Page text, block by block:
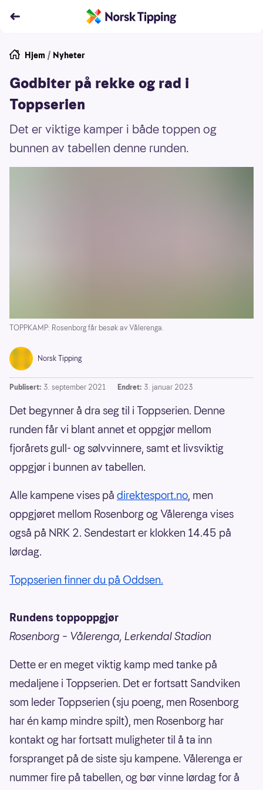
Hjem / Nyheter
Godbiter på rekke og rad i
Toppserien
Det er viktige kamper i både toppen og
bunnen av tabellen denne runden.
TOPPKAMP: Rosenborg får besøk av Vålerenga.
Norsk Tipping
Publisert: 3. september 2021 Endret: 3. januar 2023
Det begynner å dra seg til i Toppserien. Denne
runden får vi blant annet et oppgjør mellom
fjorårets gull- og sølvvinnere, samt et livsviktig
oppgjør i bunnen av tabellen.
Alle kampene vises på direktesport.no, men
oppgjøret mellom Rosenborg og Vålerenga vises
også på NRK 2. Sendestart er klokken 14.45 på
lørdag.
Toppserien finner du på Oddsen.
Rundens toppoppgjør
Rosenborg – Vålerenga, Lerkendal Stadion
Dette er en meget viktig kamp med tanke på
medaljene i Toppserien. Det er fortsatt Sandviken
som leder Toppserien (sju poeng, men Rosenborg
har én kamp mindre spilt), men Rosenborg har
kontakt og har fortsatt muligheter til å ta inn
forspranget på de siste sju kampene. Vålerenga er
nummer fire på tabellen, og bør vinne lørdag for å